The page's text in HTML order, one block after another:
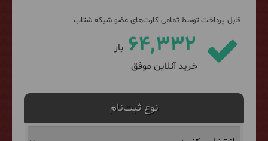
قابل پرداخت توسط تمامی کارت‌های عضو شبکه شتاب
64,332 بار
خرید آنلاین موفق
نوع ثبت‌نام